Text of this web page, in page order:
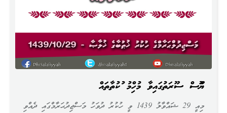
ޔޫނުސް ސޫރަތުގައިވާ މުހިންމު ނުކުތާތައް
މިއީ 29 ޝައްވާލު 1439 ވީ ހުކުރު ދުވަހު މަސްޖިދުޙަރާމްގައި ދެއްވި